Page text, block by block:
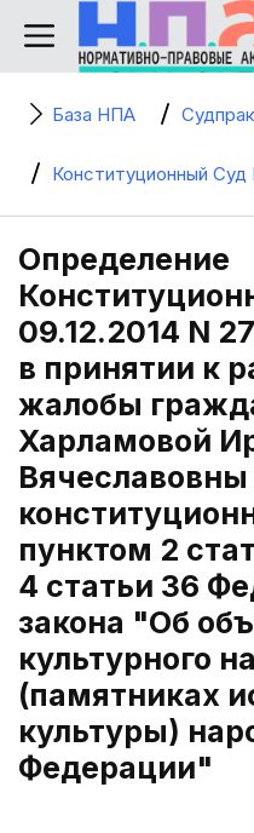
База НПА
Конституционный
Определение
09.12.2014 N
в принятии к
жалобы
Харламовой
пунктом 2
4 статьи 36
закона "Об
культурного
(памятниках
культуры)
Федерации"